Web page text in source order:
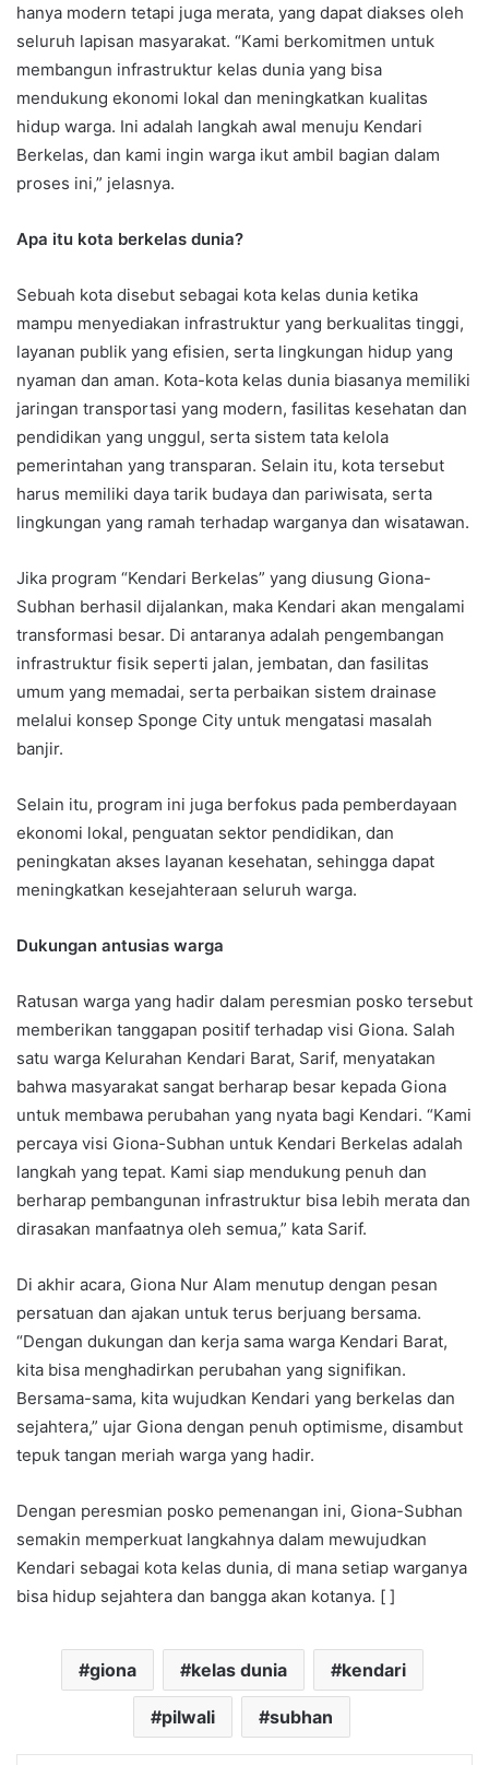
hanya modern tetapi juga merata, yang dapat diakses oleh
seluruh lapisan masyarakat. “Kami berkomitmen untuk
membangun infrastruktur kelas dunia yang bisa
mendukung ekonomi lokal dan meningkatkan kualitas
hidup warga. Ini adalah langkah awal menuju Kendari
Berkelas, dan kami ingin warga ikut ambil bagian dalam
proses ini,” jelasnya.
Apa itu kota berkelas dunia?
Sebuah kota disebut sebagai kota kelas dunia ketika
mampu menyediakan infrastruktur yang berkualitas tinggi,
layanan publik yang efisien, serta lingkungan hidup yang
nyaman dan aman. Kota-kota kelas dunia biasanya memiliki
jaringan transportasi yang modern, fasilitas kesehatan dan
pendidikan yang unggul, serta sistem tata kelola
pemerintahan yang transparan. Selain itu, kota tersebut
harus memiliki daya tarik budaya dan pariwisata, serta
lingkungan yang ramah terhadap warganya dan wisatawan.
Jika program “Kendari Berkelas” yang diusung Giona-
Subhan berhasil dijalankan, maka Kendari akan mengalami
transformasi besar. Di antaranya adalah pengembangan
infrastruktur fisik seperti jalan, jembatan, dan fasilitas
umum yang memadai, serta perbaikan sistem drainase
melalui konsep Sponge City untuk mengatasi masalah
banjir.
Selain itu, program ini juga berfokus pada pemberdayaan
ekonomi lokal, penguatan sektor pendidikan, dan
peningkatan akses layanan kesehatan, sehingga dapat
meningkatkan kesejahteraan seluruh warga.
Dukungan antusias warga
Ratusan warga yang hadir dalam peresmian posko tersebut
memberikan tanggapan positif terhadap visi Giona. Salah
satu warga Kelurahan Kendari Barat, Sarif, menyatakan
bahwa masyarakat sangat berharap besar kepada Giona
untuk membawa perubahan yang nyata bagi Kendari. “Kami
percaya visi Giona-Subhan untuk Kendari Berkelas adalah
langkah yang tepat. Kami siap mendukung penuh dan
berharap pembangunan infrastruktur bisa lebih merata dan
dirasakan manfaatnya oleh semua,” kata Sarif.
Di akhir acara, Giona Nur Alam menutup dengan pesan
persatuan dan ajakan untuk terus berjuang bersama.
“Dengan dukungan dan kerja sama warga Kendari Barat,
kita bisa menghadirkan perubahan yang signifikan.
Bersama-sama, kita wujudkan Kendari yang berkelas dan
sejahtera,” ujar Giona dengan penuh optimisme, disambut
tepuk tangan meriah warga yang hadir.
Dengan peresmian posko pemenangan ini, Giona-Subhan
semakin memperkuat langkahnya dalam mewujudkan
Kendari sebagai kota kelas dunia, di mana setiap warganya
bisa hidup sejahtera dan bangga akan kotanya. [ ]
giona kelas dunia kendari
pilwali subhan